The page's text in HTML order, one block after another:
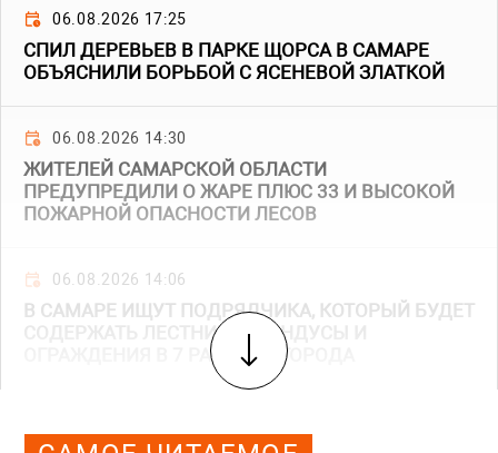
06.08.2026 17:25
СПИЛ ДЕРЕВЬЕВ В ПАРКЕ ЩОРСА В САМАРЕ
ОБЪЯСНИЛИ БОРЬБОЙ С ЯСЕНЕВОЙ ЗЛАТКОЙ
06.08.2026 14:30
ЖИТЕЛЕЙ САМАРСКОЙ ОБЛАСТИ
ПРЕДУПРЕДИЛИ О ЖАРЕ ПЛЮС 33 И ВЫСОКОЙ
ПОЖАРНОЙ ОПАСНОСТИ ЛЕСОВ
06.08.2026 14:06
В САМАРЕ ИЩУТ ПОДРЯДЧИКА, КОТОРЫЙ БУДЕТ
СОДЕРЖАТЬ ЛЕСТНИЦЫ, ПАНДУСЫ И
ОГРАЖДЕНИЯ В 7 РАЙОНАХ ГОРОДА